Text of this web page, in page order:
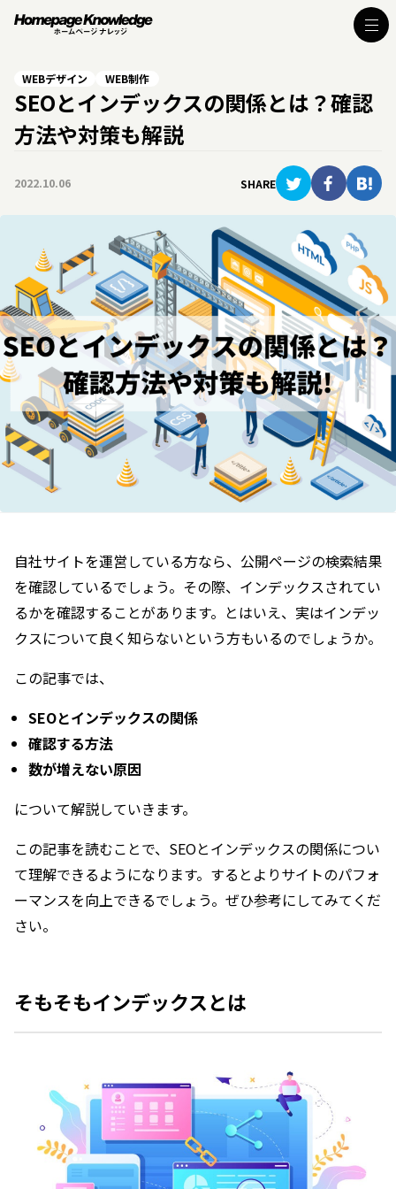
WEBデザイン WEB制作
SEOとインデックスの関係とは？確認
方法や対策も解説
2022.10.06 SHARE
自社サイトを運営している方なら、公開ページの検索結果
を確認しているでしょう。その際、インデックスされてい
るかを確認することがあります。とはいえ、実はインデッ
クスについて良く知らないという方もいるのでしょうか。
この記事では、
SEOとインデックスの関係
確認する方法
数が増えない原因
について解説していきます。
この記事を読むことで、SEOとインデックスの関係につい
て理解できるようになります。するとよりサイトのパフォ
ーマンスを向上できるでしょう。ぜひ参考にしてみてくだ
さい。
そもそもインデックスとは